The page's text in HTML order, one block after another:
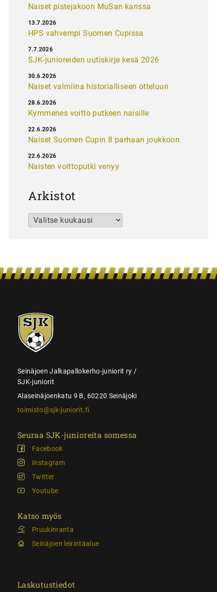
Naiset pistejakoon MuSan kanssa
HPS vahvempi Suomen Cupissa
13.7.2026
SJK-junioreiden uutiskirje kesä 2026
7.7.2026
Naiset valmiina historialliseen otteluun
30.6.2026
Kymmenes voitto putkeen naisille
28.6.2026
Naiset Suomen Cupin 8 parhaan joukkoon
22.6.2026
Naisten voittoputki venyy
22.6.2026
Arkistot
Arkistot
SJK-
juniorit
Seinäjoen Jalkapallokerho-juniorit ry /
SJK-juniorit
Alaseinäjoenkatu 9 B, 60220 Seinäjoki
toimisto@sjk-juniorit.fi
Seuraa SJK-junioreita somessa
Facebook
Instagram
Twitter
Youtube
Katso myös
Pruukinranta
Seinäjoen leirintäalue
Laskutustiedot